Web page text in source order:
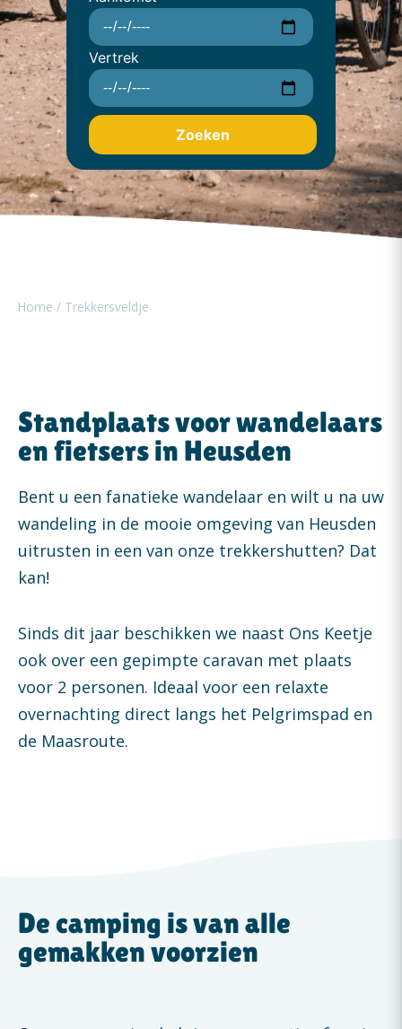
Vertrek
Zoeken
Home / Trekkersveldje
Standplaats voor wandelaars
en fietsers in Heusden
Bent u een fanatieke wandelaar en wilt u na uw
wandeling in de mooie omgeving van Heusden
uitrusten in een van onze trekkershutten? Dat
kan!
Sinds dit jaar beschikken we naast Ons Keetje
ook over een gepimpte caravan met plaats
voor 2 personen. Ideaal voor een relaxte
overnachting direct langs het Pelgrimspad en
de Maasroute.
De camping is van alle
gemakken voorzien